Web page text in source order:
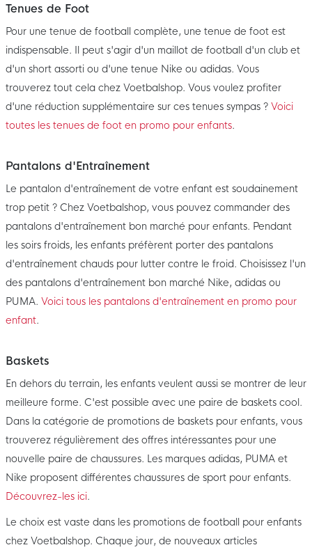
Tenues de Foot
Pour une tenue de football complète, une tenue de foot est
indispensable. Il peut s'agir d'un maillot de football d'un club et
d'un short assorti ou d'une tenue Nike ou adidas. Vous
trouverez tout cela chez Voetbalshop. Vous voulez profiter
d'une réduction supplémentaire sur ces tenues sympas ? Voici
toutes les tenues de foot en promo pour enfants.
Pantalons d'Entraînement
Le pantalon d'entraînement de votre enfant est soudainement
trop petit ? Chez Voetbalshop, vous pouvez commander des
pantalons d'entraînement bon marché pour enfants. Pendant
les soirs froids, les enfants préfèrent porter des pantalons
d'entraînement chauds pour lutter contre le froid. Choisissez l'un
des pantalons d'entraînement bon marché Nike, adidas ou
PUMA. Voici tous les pantalons d'entraînement en promo pour
enfant.
Baskets
En dehors du terrain, les enfants veulent aussi se montrer de leur
meilleure forme. C'est possible avec une paire de baskets cool.
Dans la catégorie de promotions de baskets pour enfants, vous
trouverez régulièrement des offres intéressantes pour une
nouvelle paire de chaussures. Les marques adidas, PUMA et
Nike proposent différentes chaussures de sport pour enfants.
Découvrez-les ici.
Le choix est vaste dans les promotions de football pour enfants
chez Voetbalshop. Chaque jour, de nouveaux articles